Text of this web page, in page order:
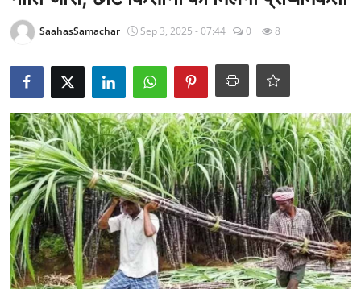
Epaper
धर्म
लाइफस्टाइल
टेक
SaahasSamachar Sep 3, 2025 - 07:44 0 8